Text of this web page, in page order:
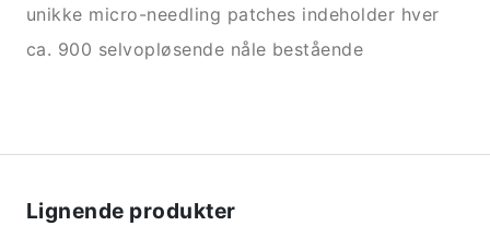
unikke micro-needling patches indeholder hver
ca. 900 selvopløsende nåle bestående
Lignende produkter